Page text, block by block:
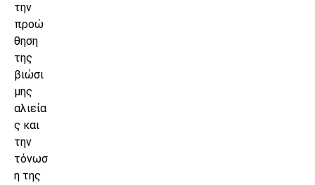
την
προώ
θηση
της
βιώσι
μης
αλιεία
ς και
την
τόνωσ
η της